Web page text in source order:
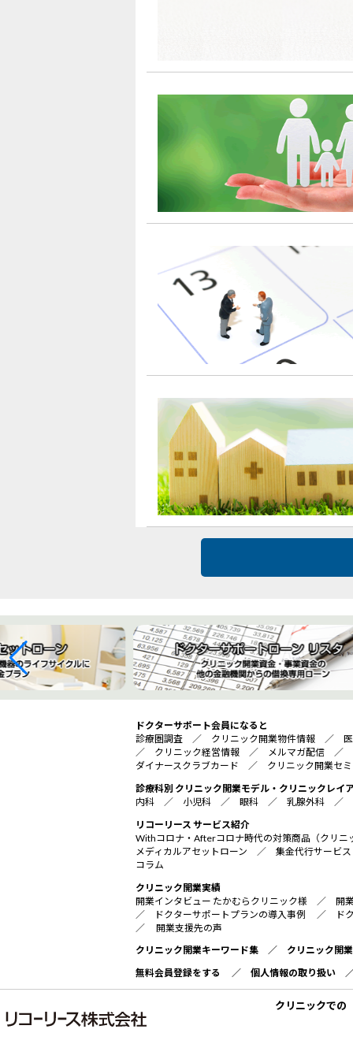
ドクターサポート会員になると
診療圏調査 ／ クリニック開業物件情報 ／
／ クリニック経営情報 ／ メルマガ配信 ／
ダイナースクラブカード ／ クリニック開業セ
診療科別 クリニック開業モデル・クリニックレイ
内科 ／ 小児科 ／ 眼科 ／ 乳腺外科 ／
リコーリース サービス紹介
Withコロナ・Afterコロナ時代の対策商品（クリニ
メディカルアセットローン ／ 集金代行サービス
コラム
クリニック開業実績
開業インタビュー たかむらクリニック様 ／ 開
／
ドクターサポートプランの導入事例 ／
ド
／ 開業支援先の声
クリニック開業キーワード集 ／ クリニック開
無料会員登録をする
／ 個人情報の取り扱い
クリニックでの